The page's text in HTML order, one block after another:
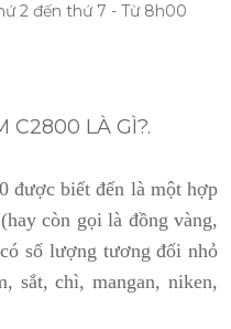
2 đến thứ 7 - Từ 8h00
C2800 LÀ GÌ?.
biết đến là một hợp
còn gọi là đồng vàng,
số lượng tương đối nhỏ
sắt, chì, mangan, niken,